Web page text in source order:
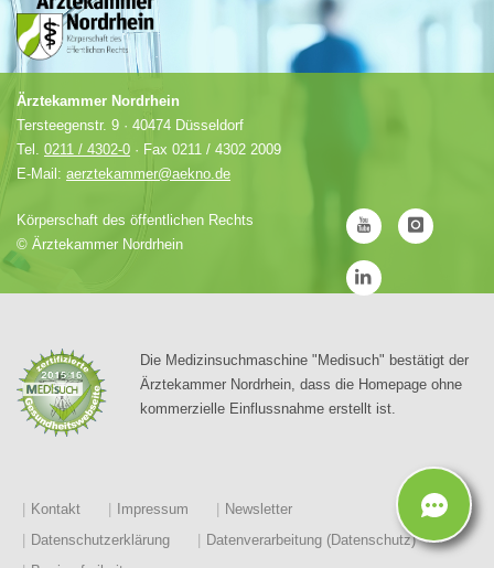
Ärztekammer Nordrhein
Tersteegenstr. 9 · 40474 Düsseldorf
Tel. 0211 / 4302-0 · Fax 0211 / 4302 2009
E-Mail: aerztekammer@aekno.de
Körperschaft des öffentlichen Rechts
© Ärztekammer Nordrhein
Die Medizinsuchmaschine "Medisuch" bestätigt der
Ärztekammer Nordrhein, dass die Homepage ohne
kommerzielle Einflussnahme erstellt ist.
Kontakt Impressum
Newsletter
Datenschutzerklärung
Datenverarbeitung (Datenschutz)